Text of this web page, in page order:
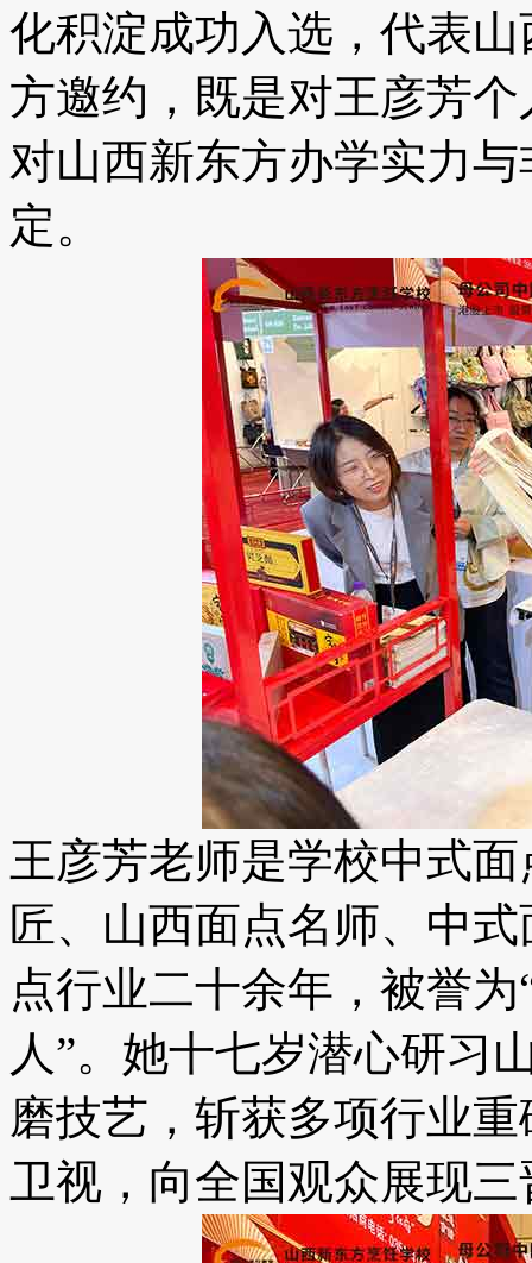
化积淀成功入选，代表
方邀约，既是对王彦芳
对山西新东方办学实力
定。
王彦芳老师是学校中式
匠、山西面点名师、中
点行业二十余年，被誉
人”。她十七岁潜心研习
磨技艺，斩获多项行业
卫视，向全国观众展现